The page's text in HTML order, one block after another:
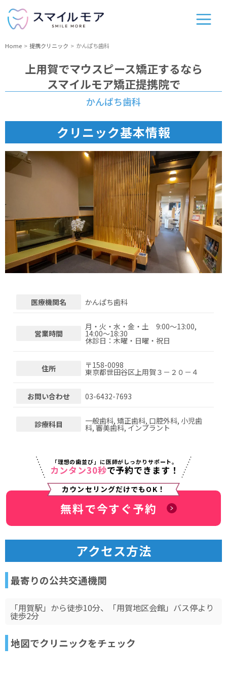
Home 提携クリニック かんぱち歯科
上用賀でマウスピース矯正するなら
スマイルモア矯正提携院で
かんぱち歯科
クリニック基本情報
医療機関名 かんぱち歯科
営業時間
月・火・水・金・土 9:00～13:00,
14:00～18:30
休診日：木曜・日曜・祝日
住所 〒158-0098
東京都世田谷区上用賀３－２０－４
お問い合わせ 03-6432-7693
診療科目 一般歯科, 矯正歯科, 口腔外科, 小児歯
科, 審美歯科, インプラント
「理想の歯並び」に医師がしっかりサポート。
カンタン30秒で予約できます！
カウンセリングだけでもOK！
無料で今すぐ予約
アクセス方法
最寄りの公共交通機関
「用賀駅」から徒歩10分、「用賀地区会館」バス停より
徒歩2分
地図でクリニックをチェック